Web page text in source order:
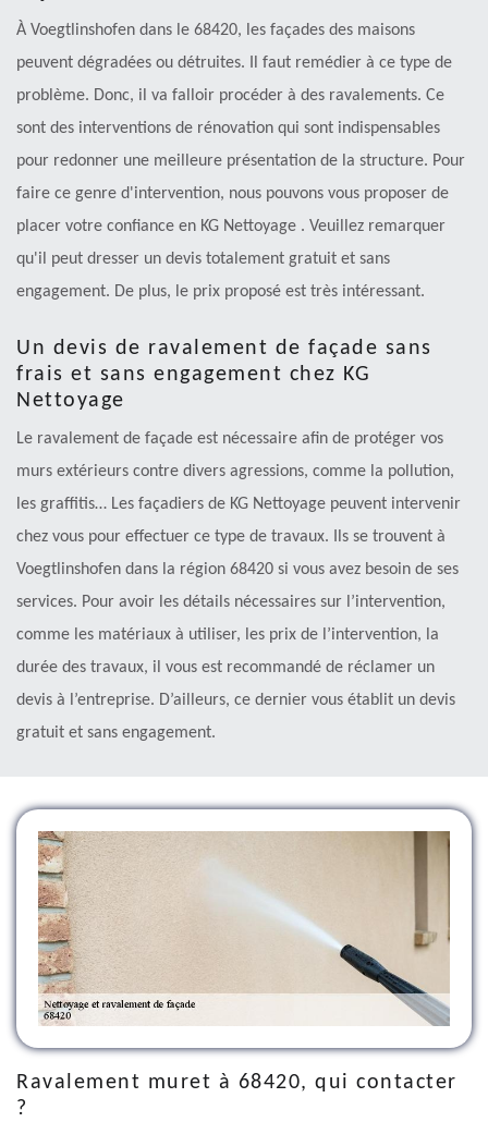
À Voegtlinshofen dans le 68420, les façades des maisons
peuvent dégradées ou détruites. Il faut remédier à ce type de
problème. Donc, il va falloir procéder à des ravalements. Ce
sont des interventions de rénovation qui sont indispensables
pour redonner une meilleure présentation de la structure. Pour
faire ce genre d'intervention, nous pouvons vous proposer de
placer votre confiance en KG Nettoyage . Veuillez remarquer
qu'il peut dresser un devis totalement gratuit et sans
engagement. De plus, le prix proposé est très intéressant.
Un devis de ravalement de façade sans
frais et sans engagement chez KG
Nettoyage
Le ravalement de façade est nécessaire afin de protéger vos
murs extérieurs contre divers agressions, comme la pollution,
les graffitis… Les façadiers de KG Nettoyage peuvent intervenir
chez vous pour effectuer ce type de travaux. Ils se trouvent à
Voegtlinshofen dans la région 68420 si vous avez besoin de ses
services. Pour avoir les détails nécessaires sur l’intervention,
comme les matériaux à utiliser, les prix de l’intervention, la
durée des travaux, il vous est recommandé de réclamer un
devis à l’entreprise. D’ailleurs, ce dernier vous établit un devis
gratuit et sans engagement.
Ravalement muret à 68420, qui contacter
?